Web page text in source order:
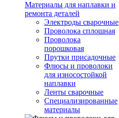
Материалы для наплавки и
ремонта деталей
Электроды сварочные
Проволока сплошная
Проволока
порошковая
Прутки присадочные
Флюсы и проволоки
для износостойкой
наплавки
Ленты сварочные
Специализированные
материалы